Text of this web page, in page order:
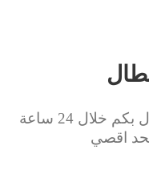
سوف يقوم احد مندوبينا بالاتصال بكم خلال 24 ساعة
اقصي